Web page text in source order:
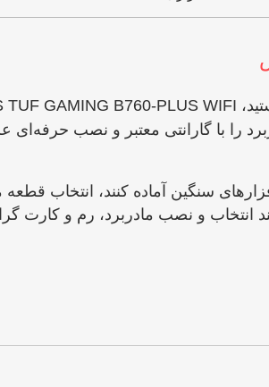
را با گارانتی معتبر و نصب
سنگین آماده کنند، انتخاب
و نصب مادربرد، رم و کارت